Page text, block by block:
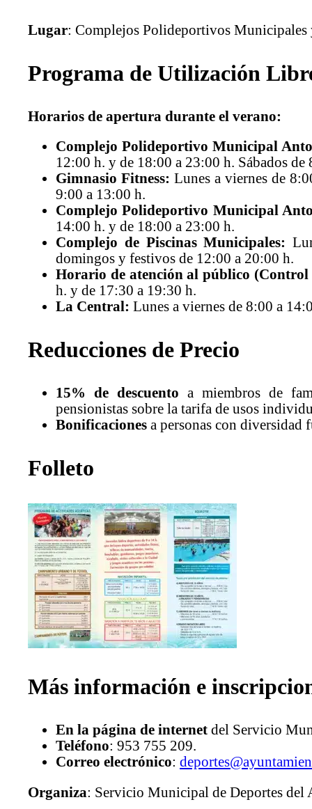
Lugar: Complejos Polideportivos Municipales
Programa de Utilización
Horarios de apertura durante el verano:
Complejo Polideportivo Municipal
12:00 h. y de 18:00 a 23:00 h. Sábados de
Gimnasio Fitness: Lunes a viernes de
9:00 a 13:00 h.
Complejo Polideportivo Municipal
14:00 h. y de 18:00 a 23:00 h.
Complejo de Piscinas Municipales:
domingos y festivos de 12:00 a 20:00 h.
Horario de atención al público (Control
h. y de 17:30 a 19:30 h.
La Central: Lunes a viernes de 8:00 a
Reducciones de Precio
15% de descuento a miembros de
pensionistas sobre la tarifa de usos
Bonificaciones a personas con diversidad
Folleto
Más información e
En la página de internet del Servicio
Teléfono: 953 755 209.
Correo electrónico:
Organiza: Servicio Municipal de Deportes del